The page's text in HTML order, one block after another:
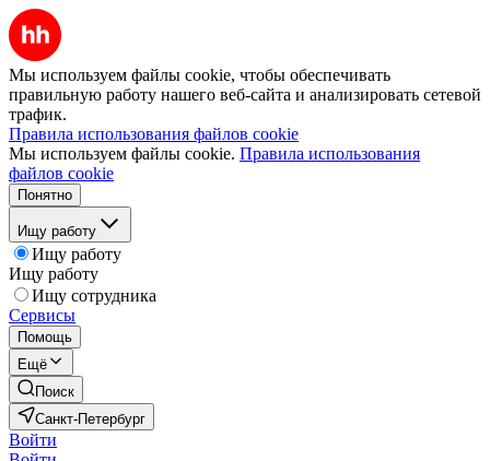
Мы используем файлы cookie, чтобы обеспечивать
правильную работу нашего веб-сайта и анализировать сетевой
трафик.
Правила использования файлов cookie
Мы используем файлы cookie. Правила использования
файлов cookie
Понятно
Ищу работу
Ищу работу
Ищу работу
Ищу сотрудника
Сервисы
Помощь
Ещё
Поиск
Санкт-Петербург
Войти